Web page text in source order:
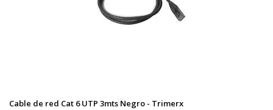
Cable de red Cat 6 UTP 3mts Negro - Trimerx